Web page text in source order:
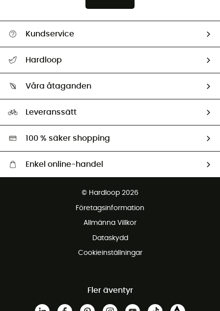
Kundservice
Retur & återbetalning
Hardloop
Ambassadörer
Våra åtaganden
Miljöanpassat urval
Leveranssätt
100 % säker shopping
Enkel online-handel
Gratis retur inom 100 dagar
© Hardloop 2026
Företagsinformation
Allmänna Villkor
Dataskydd
Cookieinställningar
Fler äventyr